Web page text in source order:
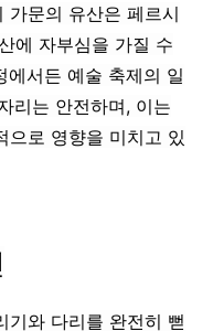
가문의 유산은 페르시
에 자부심을 가질 수
에서든 예술 축제의 일
리는 안전하며, 이는
으로 영향을 미치고 있
기와 다리를 완전히 뻗